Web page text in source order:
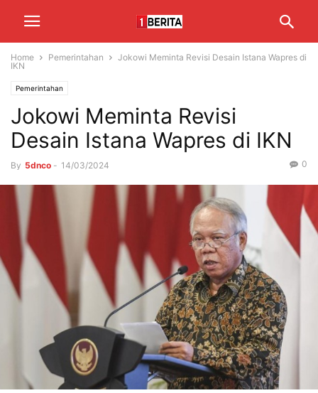
Home Pemerintahan
Jokowi Meminta Revisi Desain Istana Wapres di
IKN
Pemerintahan
Jokowi Meminta Revisi
Desain Istana Wapres di IKN
By 5dnco - 14/03/2024 0